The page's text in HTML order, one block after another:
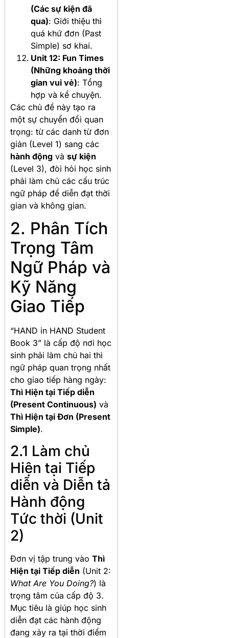
(Các sự kiện đã
qua): Giới thiệu thì
quá khứ đơn (Past
Simple) sơ khai.
Unit 12: Fun Times
(Những khoảng thời
gian vui vẻ): Tổng
hợp và kể chuyện.
Các chủ đề này tạo ra
một sự chuyển đổi quan
trọng: từ các danh từ đơn
giản (Level 1) sang các
hành động và sự kiện
(Level 3), đòi hỏi học sinh
phải làm chủ các cấu trúc
ngữ pháp để diễn đạt thời
gian và không gian.
2. Phân Tích
Trọng Tâm
Ngữ Pháp và
Kỹ Năng
Giao Tiếp
“HAND in HAND Student
Book 3” là cấp độ nơi học
sinh phải làm chủ hai thì
ngữ pháp quan trọng nhất
cho giao tiếp hàng ngày:
Thì Hiện tại Tiếp diễn
(Present Continuous) và
Thì Hiện tại Đơn (Present
Simple).
2.1 Làm chủ
Hiện tại Tiếp
diễn và Diễn tả
Hành động
Tức thời (Unit
2)
Đơn vị tập trung vào Thì
Hiện tại Tiếp diễn (Unit 2:
What Are You Doing?) là
trọng tâm của cấp độ 3.
Mục tiêu là giúp học sinh
diễn đạt các hành động
đang xảy ra tại thời điểm